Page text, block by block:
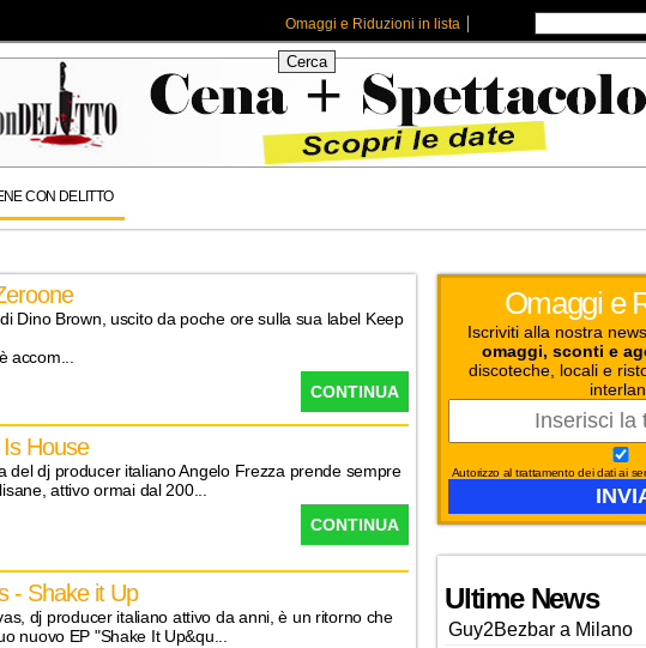
Omaggi e Riduzioni in lista
CON DELITTO
Dino Brown, uscito da poche ore sulla sua label Keep
accom...
CONTINUA
House
del dj producer italiano Angelo Frezza prende sempre
attivo ormai dal 200...
CONTINUA
- Shake it Up
dj producer italiano attivo da anni, è un ritorno che
nuovo EP "Shake It Up&qu...
Omaggi e
Iscriviti alla nostra
omaggi, sconti e
discoteche, locali e
Autorizzo al trattamento dei dati ai
Ultime News
Guy2Bezbar a Milano